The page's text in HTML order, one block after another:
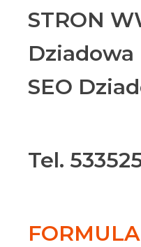
STRON
Dziadowa
SEO
Tel.